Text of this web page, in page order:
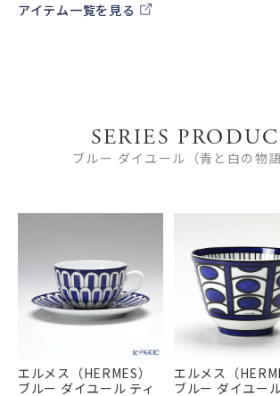
アイテム一覧を見る
SERIES
ブルー ダイユール（青と白の物
エルメス（HERMES）
ブルー ダイユール ティ
エルメス（
ブルー ダイユー